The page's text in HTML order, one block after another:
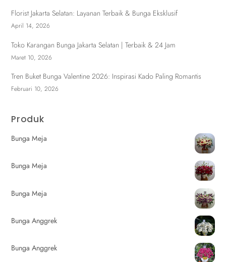
Florist Jakarta Selatan: Layanan Terbaik & Bunga Eksklusif
April 14, 2026
Toko Karangan Bunga Jakarta Selatan | Terbaik & 24 Jam
Maret 10, 2026
Tren Buket Bunga Valentine 2026: Inspirasi Kado Paling Romantis
Februari 10, 2026
Produk
Bunga Meja
Bunga Meja
Bunga Meja
Bunga Anggrek
Bunga Anggrek